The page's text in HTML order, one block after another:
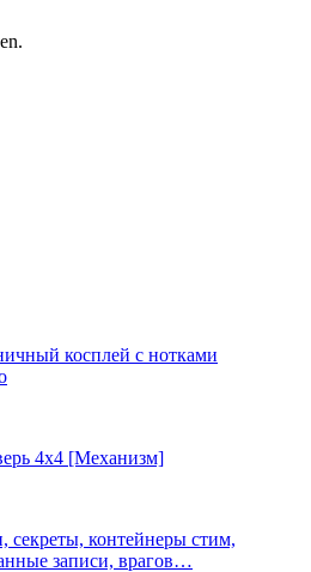
косплей с нотками
4х4 [Механизм]
секреты, контейнеры стим,
записи, врагов…